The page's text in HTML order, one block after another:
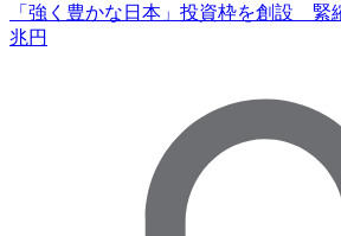
「強く豊かな日本」投資枠を創設 緊
兆円